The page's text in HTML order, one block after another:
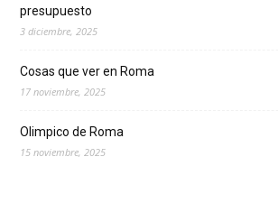
presupuesto
3 diciembre, 2025
Cosas que ver en Roma
17 noviembre, 2025
Olimpico de Roma
15 noviembre, 2025